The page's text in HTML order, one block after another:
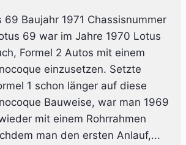
69 Baujahr 1971 Chassisnummer
69 war im Jahre 1970 Lotus
Formel 2 Autos mit einem
einzusetzen. Setzte
1 schon länger auf diese
Bauweise, war man 1969
mit einem Rohrrahmen
man den ersten Anlauf,...